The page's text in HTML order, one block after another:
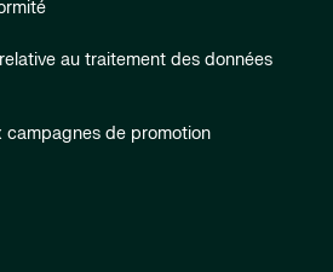
au traitement des données
campagnes de promotion